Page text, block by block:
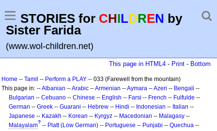
STORIES for CHILDREN by
Sister Farida
(www.wol-children.net)
This page in HTML4 - Print - Bottom
Home -- Tamil -- Perform a PLAY -- 033 (Farewell from the mountain)
This page in: --Albanian --Arabic --Armenian --Aymara --Azeri -- Bengali --
Bulgarian -- Cebuano -- Chinese -- English -- Farsi -- French -- Fulfulde --
German -- Greek -- Guarani -- Hebrew -- Hindi -- Indonesian -- Italian --
Japanese -- Kazakh -- Korean -- Kyrgyz -- Macedonian -- Malagasy --
Malayalam? -- Platt (Low German) -- Portuguese -- Punjabi -- Quechua --